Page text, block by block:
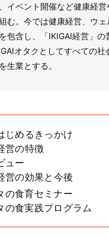
イベント開催など健康経
む。今では健康経営、ウェ
包含し、「IKIGAI経営」の
オタクとしてすべての社
生業とする。
じめるきっかけ
営の特徴
ュー
営の効果と今後
の食育セミナー
の食実践プログラム